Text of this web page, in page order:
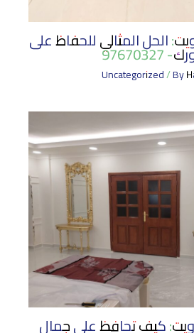
الحل المثالي للحفاظ على
Uncategorized/ By
كيف تحافظ على جمال